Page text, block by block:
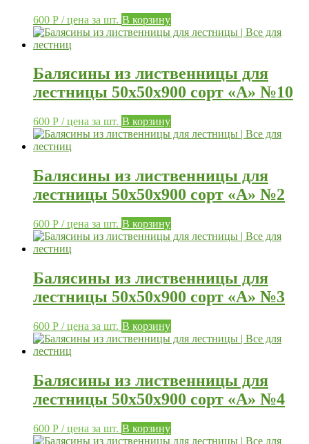
600 Р / цена за шт. В корзину
Балясины из лиственницы для
лестницы 50х50х900 сорт «А» №10
600 Р / цена за шт. В корзину
Балясины из лиственницы для
лестницы 50х50х900 сорт «А» №2
600 Р / цена за шт. В корзину
Балясины из лиственницы для
лестницы 50х50х900 сорт «А» №3
600 Р / цена за шт. В корзину
Балясины из лиственницы для
лестницы 50х50х900 сорт «А» №4
600 Р / цена за шт. В корзину